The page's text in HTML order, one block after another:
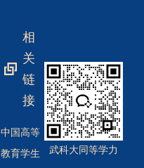
相
关
链
接
中国高等
教育学生
武科大同等学力